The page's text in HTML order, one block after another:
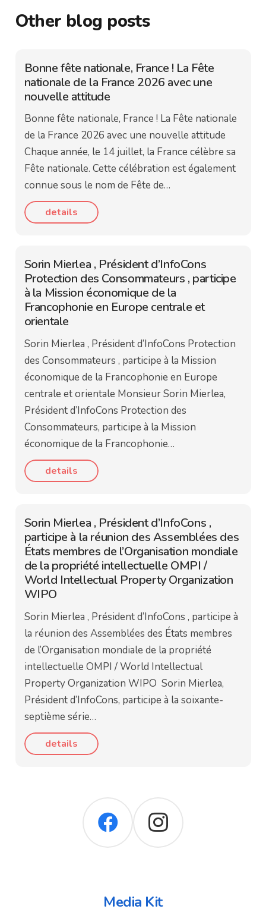
Other blog posts
Bonne fête nationale, France ! La Fête
nationale de la France 2026 avec une
nouvelle attitude
Bonne fête nationale, France ! La Fête nationale
de la France 2026 avec une nouvelle attitude
Chaque année, le 14 juillet, la France célèbre sa
Fête nationale. Cette célébration est également
connue sous le nom de Fête de…
details
Sorin Mierlea , Président d’InfoCons
Protection des Consommateurs , participe
à la Mission économique de la
Francophonie en Europe centrale et
orientale
Sorin Mierlea , Président d’InfoCons Protection
des Consommateurs , participe à la Mission
économique de la Francophonie en Europe
centrale et orientale Monsieur Sorin Mierlea,
Président d’InfoCons Protection des
Consommateurs, participe à la Mission
économique de la Francophonie…
details
Sorin Mierlea , Président d’InfoCons ,
participe à la réunion des Assemblées des
États membres de l’Organisation mondiale
de la propriété intellectuelle OMPI /
World Intellectual Property Organization
WIPO
Sorin Mierlea , Président d’InfoCons , participe à
la réunion des Assemblées des États membres
de l’Organisation mondiale de la propriété
intellectuelle OMPI / World Intellectual
Property Organization WIPO Sorin Mierlea,
Président d’InfoCons, participe à la soixante-
septième série…
details
Media Kit